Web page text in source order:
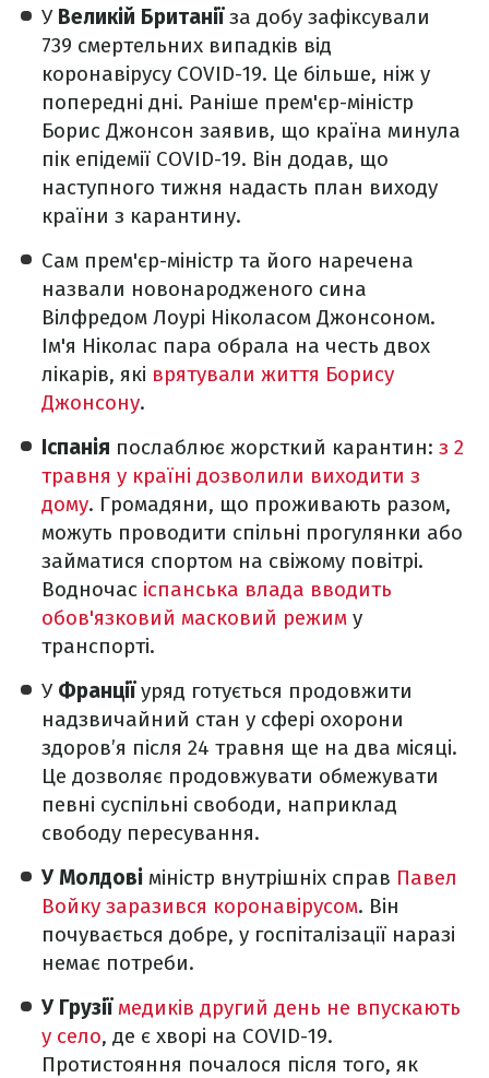
У Великій Британіїза добу зафіксували
739 смертельних випадків від
коронавірусу COVID-19. Це більше, ніж у
попередні дні. Раніше прем'єр-міністр
Борис Джонсон заявив, що країна минула
пік епідемії COVID-19. Він додав, що
наступного тижня надасть план виходу
країни з карантину.
Сам прем'єр-міністр та його наречена
назвали новонародженого сина
Вілфредом Лоурі Ніколасом Джонсоном.
Ім'я Ніколас пара обрала на честь двох
лікарів, які врятували життя Борису
Джонсону.
Іспанія послаблює жорсткий карантин: з 2
травня у країні дозволили виходити з
дому. Громадяни, що проживають разом,
можуть проводити спільні прогулянки або
займатися спортом на свіжому повітрі.
Водночас іспанська влада вводить
обов'язковий масковий режим у
транспорті.
У Франціїуряд готується продовжити
надзвичайний стан у сфері охорони
здоров’я після 24 травня ще на два місяці.
Це дозволяє продовжувати обмежувати
певні суспільні свободи, наприклад
свободу пересування.
У Молдові міністр внутрішніх справ Павел
Войку заразився коронавірусом. Він
почувається добре, у госпіталізації наразі
немає потреби.
У Грузії медиків другий день не впускають
у село, де є хворі на COVID-19.
Протистояння почалося після того, як